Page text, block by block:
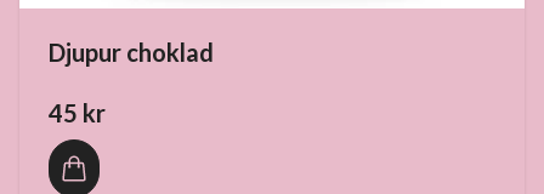
Djupur choklad
45 kr